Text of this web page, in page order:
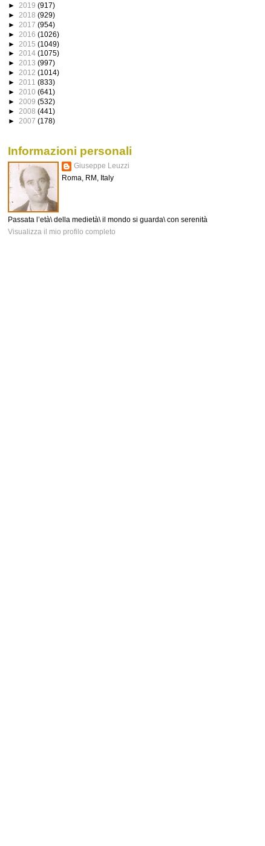
► 2019 (917)
► 2018 (929)
► 2017 (954)
► 2016 (1026)
► 2015 (1049)
► 2014 (1075)
► 2013 (997)
► 2012 (1014)
► 2011 (833)
► 2010 (641)
► 2009 (532)
► 2008 (441)
► 2007 (178)
Informazioni personali
Giuseppe Leuzzi
Roma, RM, Italy
Passata l’età\ della medietà\ il mondo si guarda\ con serenità
Visualizza il mio profilo completo